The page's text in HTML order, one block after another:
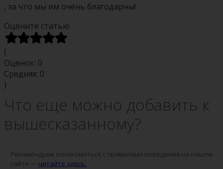
, за что мы им очень благодарны!
Оцените статью
(
Оценок: 0
Средняя: 0
)
Что еще можно добавить к
вышесказанному?
Рекомендуем ознакомиться с правилами поведения на нашем
сайте — читайте здесь.